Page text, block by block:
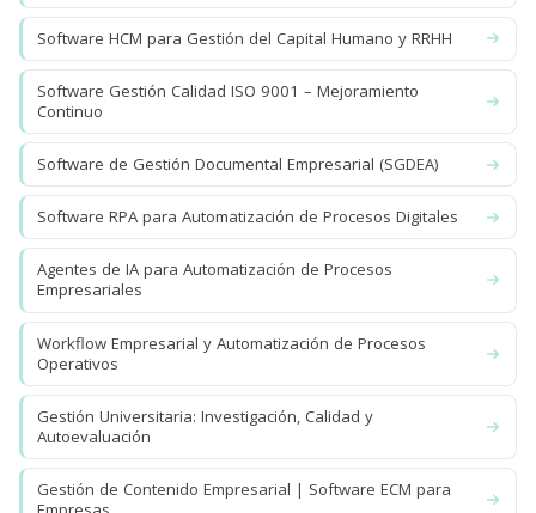
Software HCM para Gestión del Capital Humano y RRHH
Software Gestión Calidad ISO 9001 – Mejoramiento
Continuo
Software de Gestión Documental Empresarial (SGDEA)
Software RPA para Automatización de Procesos Digitales
Agentes de IA para Automatización de Procesos
Empresariales
Workflow Empresarial y Automatización de Procesos
Operativos
Gestión Universitaria: Investigación, Calidad y
Autoevaluación
Gestión de Contenido Empresarial | Software ECM para